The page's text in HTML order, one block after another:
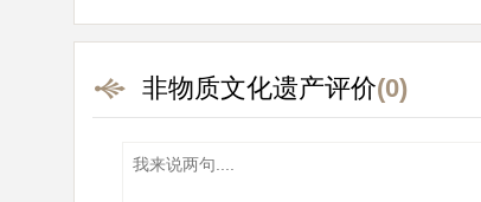
非物质文化遗产评价(0)